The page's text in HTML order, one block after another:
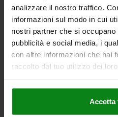
analizzare il nostro traffico.
informazioni sul modo in cui
nostri partner che si occupano
pubblicità e social media, i
con altre informazioni che hai
raccolto dal tuo utilizzo dei
Accetta
D1=6, L=15, L1=6,8, L5=21,8,
COMP:RESINA